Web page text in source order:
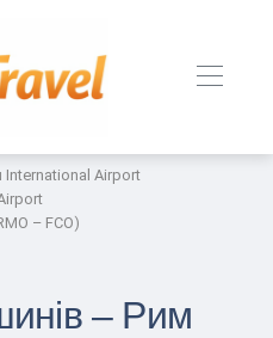
International Airport
– FCO)
– Рим